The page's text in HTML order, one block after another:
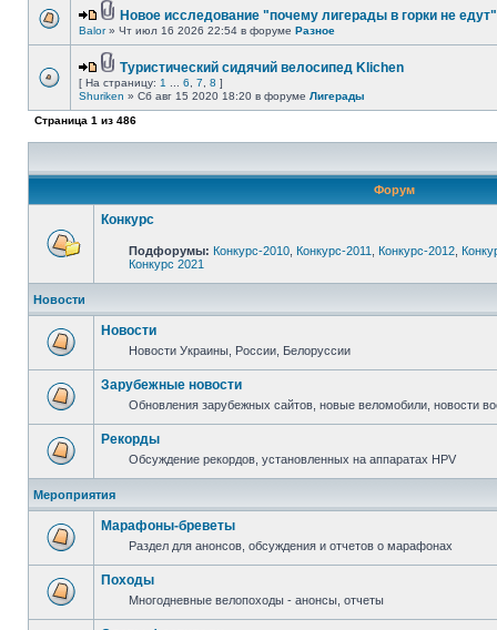
Новое исследование "почему лигерады в горки не
Balor» Чт июл 16 2026 22:54 в форуме Разное
Туристический сидячий велосипед Klichen
[ На страницу: 1 6 7 8 ]
Shuriken » Сб авг 15 2020 18:20 в форуме Лигерады
Страница 1 из 486
Форум
Конкурс
Подфорумы: Конкурс-2010 Конкурс-2011 Конкурс-2012
Конкурс 2021
Новости
Новости
Новости Украины, России, Белоруссии
Зарубежные новости
Обновления зарубежных сайтов, новые веломобили, новости
Рекорды
Обсуждение рекордов, установленных на аппаратах HPV
Мероприятия
Марафоны-бреветы
Раздел для анонсов, обсуждения и отчетов о марафонах
Походы
Многодневные велопоходы - анонсы, отчеты